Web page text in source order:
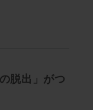
脱出」がつ